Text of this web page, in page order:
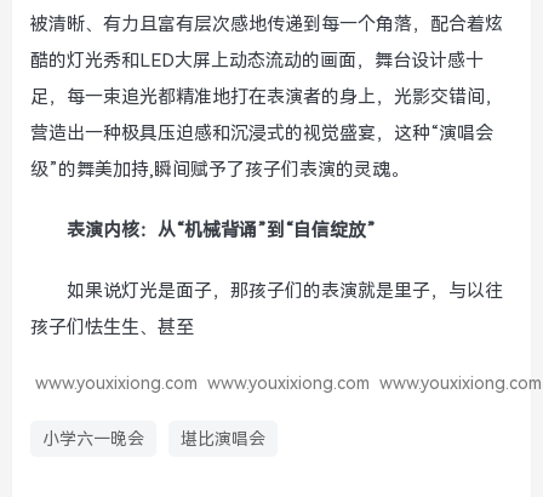
被清晰、有力且富有层次感地传递到每一个角落，配合着炫
酷的灯光秀和LED大屏上动态流动的画面，舞台设计感十
足，每一束追光都精准地打在表演者的身上，光影交错间，
营造出一种极具压迫感和沉浸式的视觉盛宴，这种“演唱会
级”的舞美加持,瞬间赋予了孩子们表演的灵魂。
表演内核：从“机械背诵”到“自信绽放”
如果说灯光是面子，那孩子们的表演就是里子，与以往
孩子们怯生生、甚至
www.youxixiong.com www.youxixiong.com www.youxixiong.com
小学六一晚会 堪比演唱会